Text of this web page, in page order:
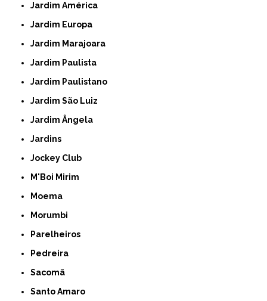
Jardim América
Jardim Europa
Jardim Marajoara
Jardim Paulista
Jardim Paulistano
Jardim São Luiz
Jardim Ângela
Jardins
Jockey Club
M'Boi Mirim
Moema
Morumbi
Parelheiros
Pedreira
Sacomã
Santo Amaro